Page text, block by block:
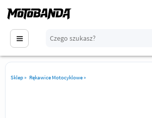
Sklep» Rękawice Motocyklowe»